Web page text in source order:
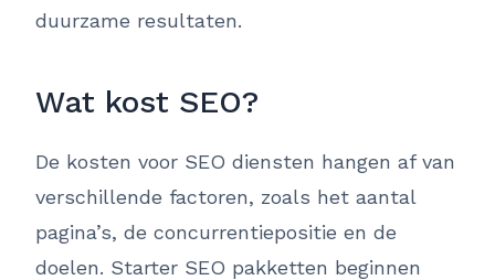
duurzame resultaten.
Wat kost SEO?
De kosten voor SEO diensten hangen af van
verschillende factoren, zoals het aantal
pagina’s, de concurrentiepositie en de
doelen. Starter SEO pakketten beginnen